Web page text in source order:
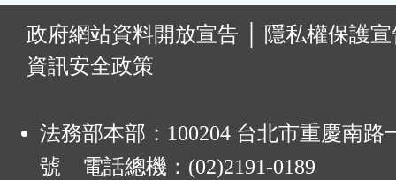
政府網站資料開放宣告
隱私權保護
資訊安全政策
法務部本部：100204 台北市重慶南路
號 電話總機：(02)2191-0189